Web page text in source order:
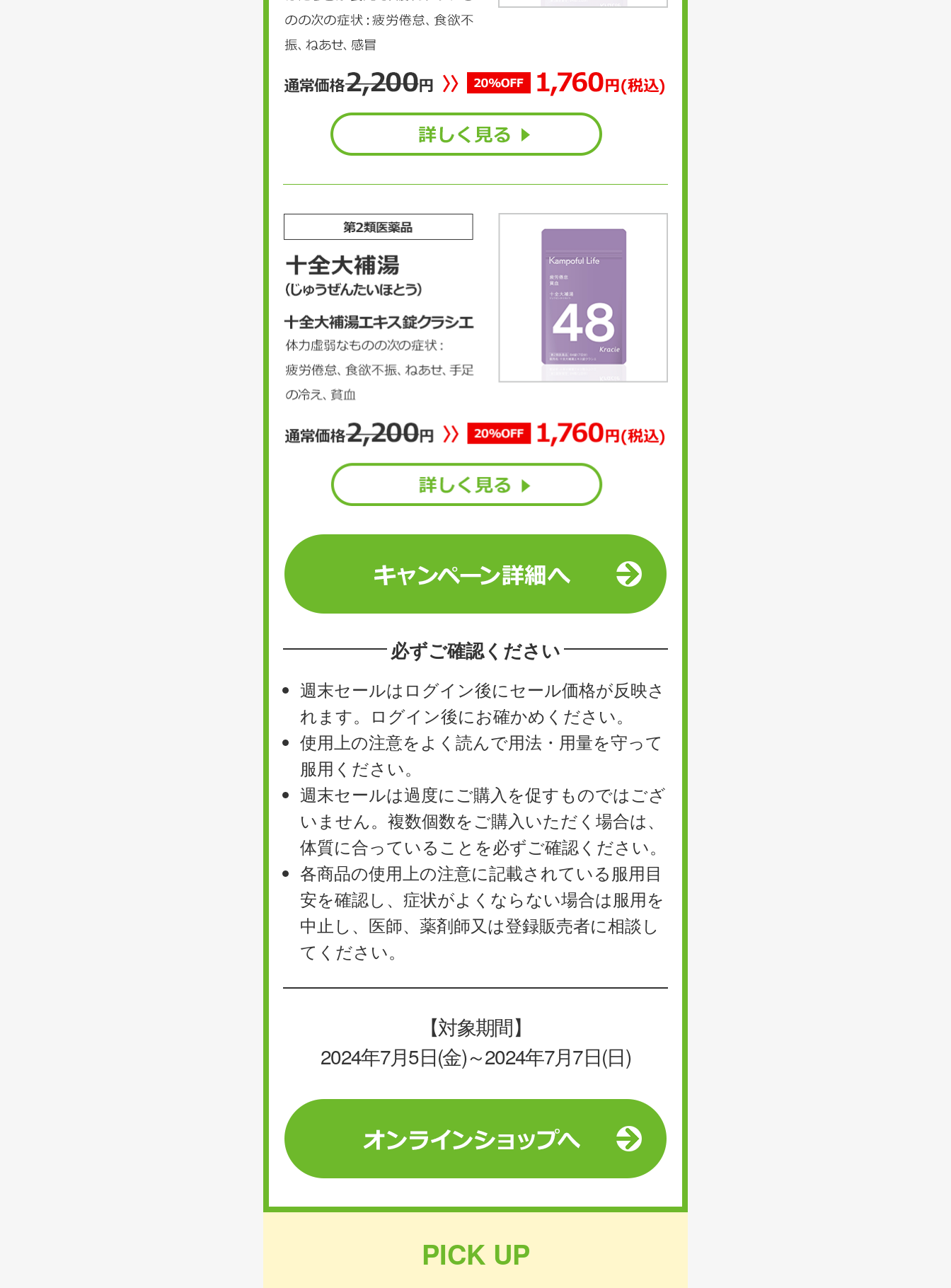
必ずご確認ください
週末セールはログイン後にセール価格が反映さ
れます。ログイン後にお確かめください。
使用上の注意をよく読んで用法・用量を守って
服用ください。
週末セールは過度にご購入を促すものではござ
いません。複数個数をご購入いただく場合は、
体質に合っていることを必ずご確認ください。
各商品の使用上の注意に記載されている服用目
安を確認し、症状がよくならない場合は服用を
中止し、医師、薬剤師又は登録販売者に相談し
てください。
【対象期間】
2024年7月5日(金)～2024年7月7日(日)
PICK UP